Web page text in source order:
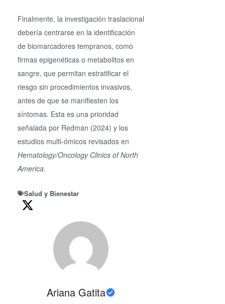
Finalmente, la investigación traslacional
debería centrarse en la identificación
de biomarcadores tempranos, como
firmas epigenéticas o metabolitos en
sangre, que permitan estratificar el
riesgo sin procedimientos invasivos,
antes de que se manifiesten los
síntomas. Esta es una prioridad
señalada por Redman (2024) y los
estudios multi-ómicos revisados en
Hematology/Oncology Clinics of North
America.
Salud y Bienestar
Ariana Gatita